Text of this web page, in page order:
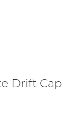
Drift Cap